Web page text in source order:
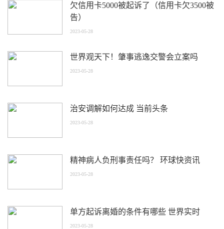
欠信用卡5000被起诉了（信用卡欠3500被
告）
2023-05-28
世界观天下！肇事逃逸交警会立案吗
2023-05-28
治安调解如何达成 当前头条
2023-05-28
精神病人负刑事责任吗？ 环球快资讯
2023-05-28
单方起诉离婚的条件有哪些 世界实时
2023-05-28